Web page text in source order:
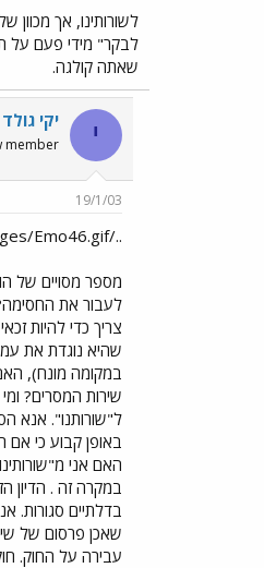
לשורותינו, אך
לבקר" מידי פעם על
שאתה קולגה.
י יקי גולד
member
19/1/03
../images/Emo46.gifרגע אחד! שאני אבין, האם יש
מספר מסויים של
לעבור את
צריך כדי להיות
שהיא נוגדת את
במקומה מונח),
שירות המסרים?
ל"שורותנו". אנא
באופן קבוע כי אם
האם אני
במקרה זה . הדיון
בדלתיים סגורות.
שאכן פרסום של
עבירה על החוק.